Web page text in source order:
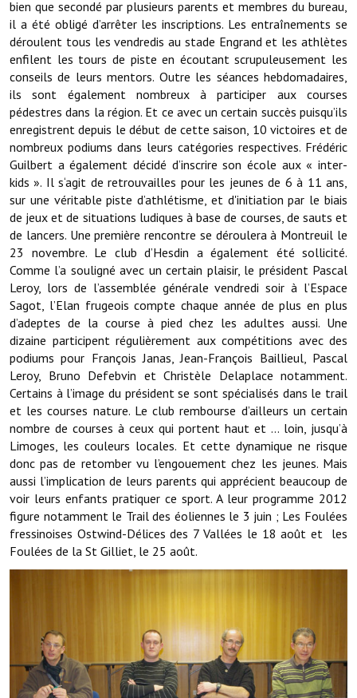
Démarches administratives
Projets et travaux en cours
Fêtes et manifestations
Numéros d'urgence
Terrains et maisons à vendre
VOTRE MAIRIE
Elus et agents
L'équipe municipale
Le personnel municipal
Les moyens financiers
Note de synthèse financière
Rapport d'orientation budgétaire
Actions et projets
Projets et travaux en cours
Procès verbaux des conseils municipaux
Communication
Le bulletin municipal : Fressinfo & Le Fressinois
Toutes les publications
Communauté de communes
Autres groupements
bien que secondé par plusieurs parents et membres du bureau,
il a été obligé d’arrêter les inscriptions. Les entraînements se
déroulent tous les vendredis au stade Engrand et les athlètes
enfilent les tours de piste en écoutant scrupuleusement les
conseils de leurs mentors. Outre les séances hebdomadaires,
ils sont également nombreux à participer aux courses
pédestres dans la région. Et ce avec un certain succès puisqu’ils
enregistrent depuis le début de cette saison, 10 victoires et de
nombreux podiums dans leurs catégories respectives. Frédéric
Guilbert a également décidé d’inscrire son école aux « inter-
kids ». Il s‘agit de retrouvailles pour les jeunes de 6 à 11 ans,
sur une véritable piste d’athlétisme, et d'initiation par le biais
de jeux et de situations ludiques à base de courses, de sauts et
de lancers. Une première rencontre se déroulera à Montreuil le
23 novembre. Le club d’Hesdin a également été sollicité.
Comme l’a souligné avec un certain plaisir, le président Pascal
Leroy, lors de l’assemblée générale vendredi soir à l’Espace
Sagot, l’Elan frugeois compte chaque année de plus en plus
d’adeptes de la course à pied chez les adultes aussi. Une
dizaine participent régulièrement aux compétitions avec des
podiums pour François Janas, Jean-François Baillieul, Pascal
Leroy, Bruno Defebvin et Christèle Delaplace notamment.
Certains à l’image du président se sont spécialisés dans le trail
et les courses nature. Le club rembourse d’ailleurs un certain
nombre de courses à ceux qui portent haut et … loin, jusqu’à
Limoges, les couleurs locales. Et cette dynamique ne risque
donc pas de retomber vu l’engouement chez les jeunes. Mais
aussi l’implication de leurs parents qui apprécient beaucoup de
voir leurs enfants pratiquer ce sport. A leur programme 2012
figure notamment le Trail des éoliennes le 3 juin ; Les Foulées
fressinoises Ostwind-Délices des 7 Vallées le 18 août et les
Foulées de la St Gilliet, le 25 août.